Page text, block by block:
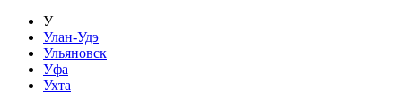
У
Улан-Удэ
Ульяновск
Уфа
Ухта